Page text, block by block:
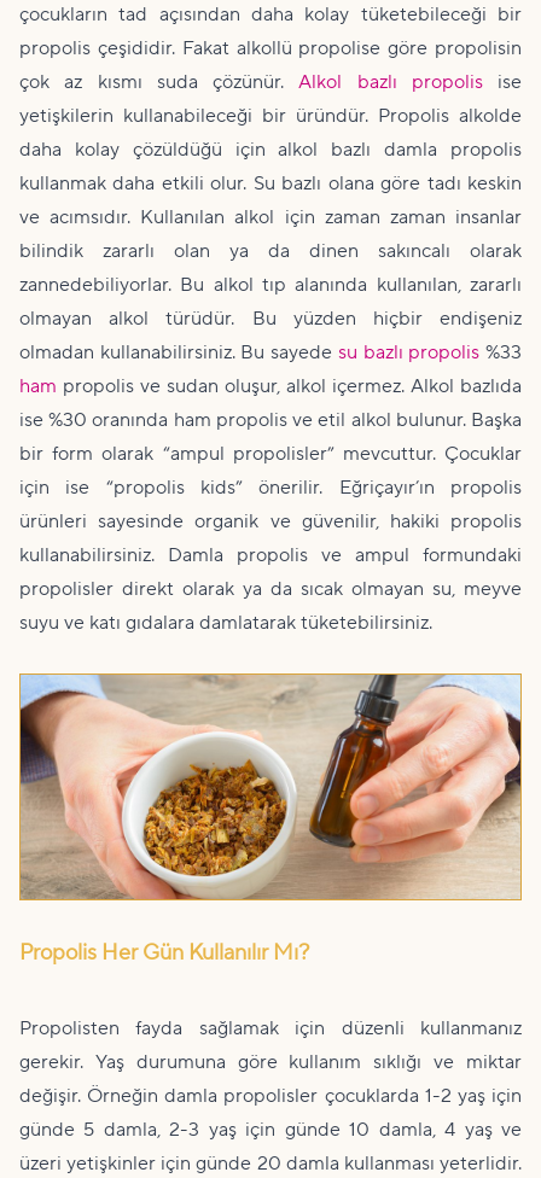
çocukların tad açısından daha kolay tüketebileceği bir
propolis çeşididir. Fakat alkollü propolise göre propolisin
çok az kısmı suda çözünür.Alkol bazlı propolisise
yetişkilerin kullanabileceği bir üründür. Propolis alkolde
daha kolay çözüldüğü için alkol bazlı damla propolis
kullanmak daha etkili olur. Su bazlı olana göre tadı keskin
ve acımsıdır. Kullanılan alkol için zaman zaman insanlar
bilindik zararlı olan ya da dinen sakıncalı olarak
zannedebiliyorlar. Bu alkol tıp alanında kullanılan, zararlı
olmayan alkol türüdür. Bu yüzden hiçbir endişeniz
olmadan kullanabilirsiniz. Bu sayede su bazlı propolis %33
ham propolis ve sudan oluşur, alkol içermez. Alkol bazlıda
ise %30 oranında ham propolis ve etil alkol bulunur. Başka
bir form olarak “ampul propolisler” mevcuttur. Çocuklar
için ise “propolis kids” önerilir. Eğriçayır’ın propolis
ürünleri sayesinde organik ve güvenilir, hakiki propolis
kullanabilirsiniz. Damla propolis ve ampul formundaki
propolisler direkt olarak ya da sıcak olmayan su, meyve
suyu ve katı gıdalara damlatarak tüketebilirsiniz.
Propolis Her Gün Kullanılır Mı?
Propolisten fayda sağlamak için düzenli kullanmanız
gerekir. Yaş durumuna göre kullanım sıklığı ve miktar
değişir. Örneğin damla propolisler çocuklarda 1-2 yaş için
günde 5 damla, 2-3 yaş için günde 10 damla, 4 yaş ve
üzeri yetişkinler için günde 20 damla kullanması yeterlidir.